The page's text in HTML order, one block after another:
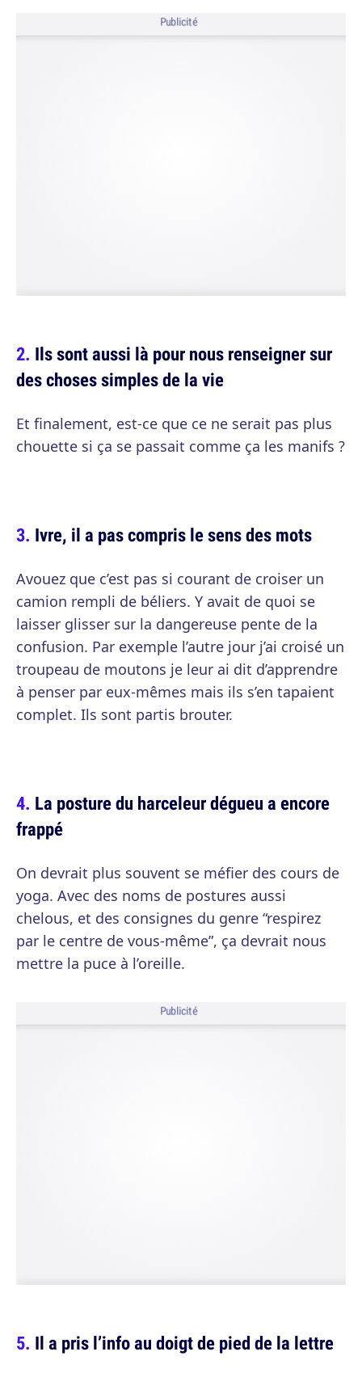
Publicité
Ils sont aussi là pour nous renseigner sur
des choses simples de la vie
Et finalement, est-ce que ce ne serait pas plus
chouette si ça se passait comme ça les manifs ?
Ivre, il a pas compris le sens des mots
Avouez que c’est pas si courant de croiser un
camion rempli de béliers. Y avait de quoi se
laisser glisser sur la dangereuse pente de la
confusion. Par exemple l’autre jour j’ai croisé un
troupeau de moutons je leur ai dit d’apprendre
à penser par eux-mêmes mais ils s’en tapaient
complet. Ils sont partis brouter.
La posture du harceleur dégueu a encore
frappé
On devrait plus souvent se méfier des cours de
yoga. Avec des noms de postures aussi
chelous, et des consignes du genre “respirez
par le centre de vous-même”, ça devrait nous
mettre la puce à l’oreille.
Publicité
Il a pris l’info au doigt de pied de la lettre